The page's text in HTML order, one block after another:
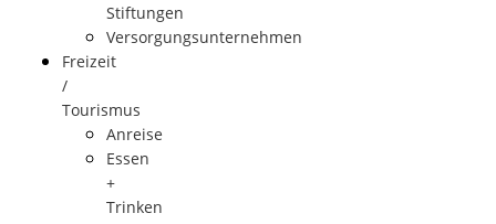
Stiftungen
Versorgungsunternehmen
Freizeit
/
Tourismus
Anreise
Essen
+
Trinken